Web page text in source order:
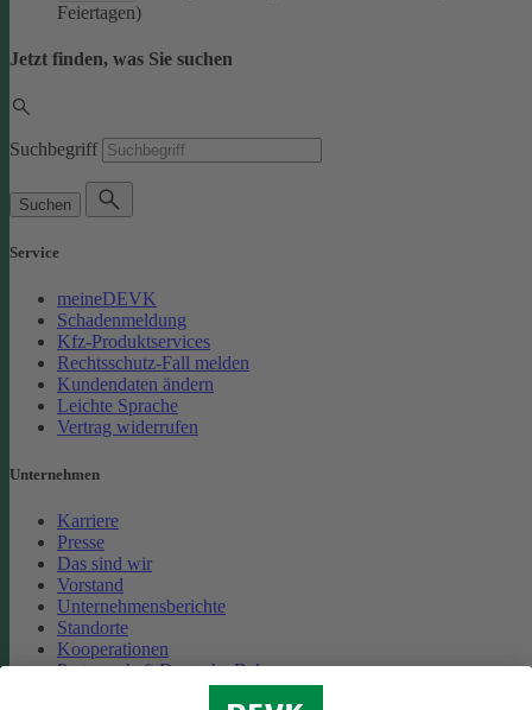
Feiertagen)
Jetzt finden, was Sie suchen
Suchbegriff
Suchen
Service
meineDEVK
Schadenmeldung
Kfz-Produktservices
Rechtsschutz-Fall melden
Kundendaten ändern
Leichte Sprache
Vertrag widerrufen
Unternehmen
Karriere
Presse
Das sind wir
Vorstand
Unternehmensberichte
Standorte
Kooperationen
Partnerschaft Deutsche Bahn